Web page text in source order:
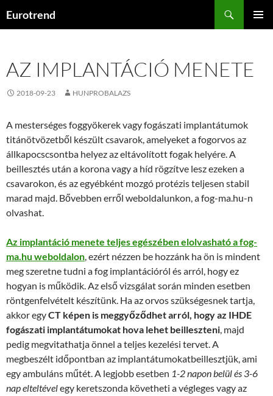
Eurotrend
AZ IMPLANTÁCIÓ MENETE
2018-09-23 HUNPROBALAZS
A mesterséges foggyökerek vagy fogászati implantátumok
titánötvözetből készült csavarok, amelyeket a fogorvos az
állkapocscsontba helyez az eltávolított fogak helyére. A
beillesztés után a korona vagy a híd rögzítve lesz ezeken a
csavarokon, és az egyébként mozgó protézis teljesen stabil
marad majd. Bővebben erről weboldalunkon, a fog-ma.hu-n
olvashat.
Az implantáció menete teljes egészében elolvasható a fog-
ma.hu weboldalon, ezért nézzen be hozzánk ha ön is mindent
meg szeretne tudni a fog implantációról és arról, hogy ez
hogyan is működik. Az első vizsgálat során minden esetben
röntgenfelvételt készítünk. Ha az orvos szükségesnek tartja,
akkor egyCT képen is meggyőződhet arról, hogy az IHDE
fogászati implantátumokat hova lehet beilleszteni, majd
pedig megvitathatja önnel a teljes kezelési tervet. A
megbeszélt időpontban az implantátumokatbeillesztjük, ami
egy ambuláns műtét. A legjobb esetben 1-2 napon belül és 3-6
nap elteltévelegy keretszonda követheti a végleges vagy az